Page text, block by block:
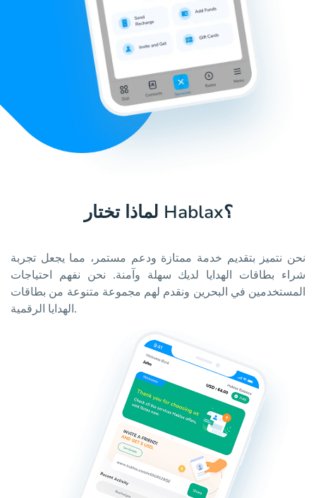
لماذا تختار Hablax؟
نحن نتميز بتقديم خدمة ممتازة ودعم مستمر، مما يجعل تجربة
شراء بطاقات الهدايا لديك سهلة وآمنة. نحن نفهم احتياجات
المستخدمين في البحرين ونقدم لهم مجموعة متنوعة من بطاقات
الهدايا الرقمية.